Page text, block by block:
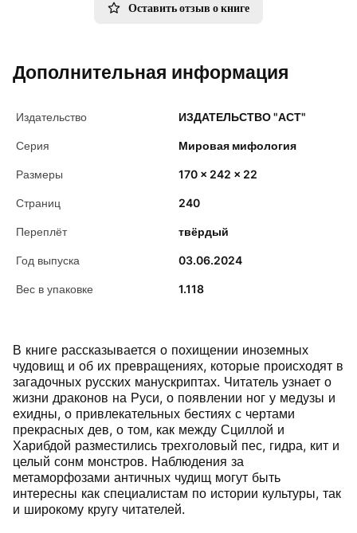
Оставить отзыв о книге
Дополнительная информация
Издательство ИЗДАТЕЛЬСТВО "АСТ"
Серия Мировая мифология
Размеры 170 x 242 x 22
Страниц 240
Переплёт твёрдый
Год выпуска 03.06.2024
Вес в упаковке 1.118
В книге рассказывается о похищении иноземных
чудовищ и об их превращениях, которые происходят в
загадочных русских манускриптах. Читатель узнает о
жизни драконов на Руси, о появлении ног у медузы и
ехидны, о привлекательных бестиях с чертами
прекрасных дев, о том, как между Сциллой и
Харибдой разместились трехголовый пес, гидра, кит и
целый сонм монстров. Наблюдения за
метаморфозами античных чудищ могут быть
интересны как специалистам по истории культуры, так
и широкому кругу читателей.